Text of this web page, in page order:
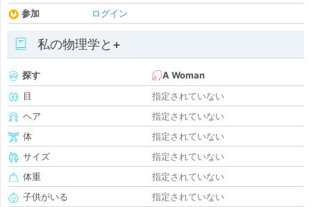
参加
ログイン
私の物理学と+
探す
A Woman
目
指定されていない
ヘア
指定されていない
体
指定されていない
サイズ
指定されていない
体重
指定されていない
子供がいる
指定されていない